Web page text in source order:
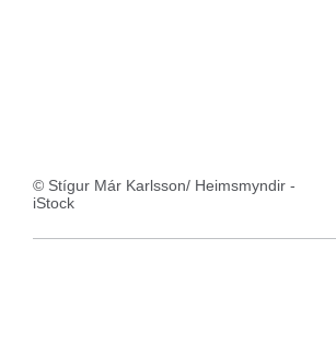
© Stígur Már Karlsson/ Heimsmyndir -
iStock